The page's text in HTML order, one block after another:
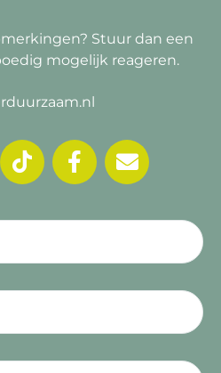
Stuur dan een
mogelijk reageren.